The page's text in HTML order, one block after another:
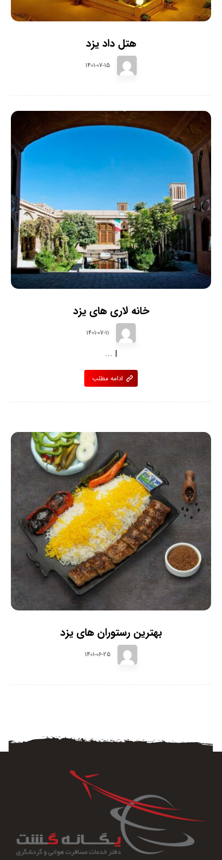
هتل داد یزد
1401-07-15
خانه لاری های یزد
1401-07-11
| ...
ادامه مطلب
بهترین رستوران های یزد
1401-06-25